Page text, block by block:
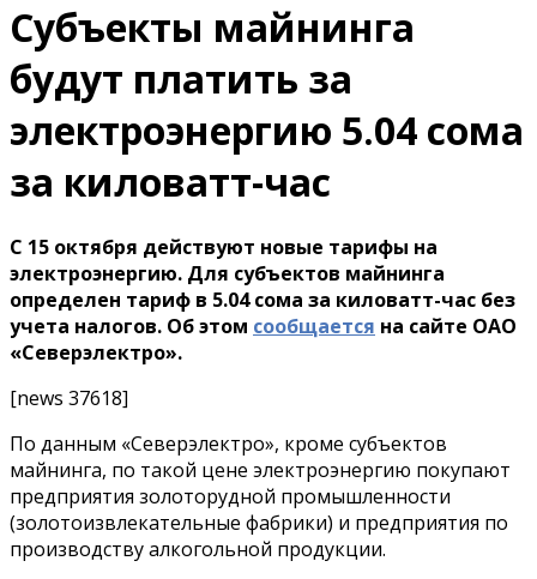
Субъекты майнинга
будут платить за
электроэнергию 5.04 сома
за киловатт-час
С 15 октября действуют новые тарифы на
электроэнергию. Для субъектов майнинга
определен тариф в 5.04 сома за киловатт-час без
учета налогов. Об этом сообщается на сайте ОАО
«Северэлектро».
[news 37618]
По данным «Северэлектро», кроме субъектов
майнинга, по такой цене электроэнергию покупают
предприятия золоторудной промышленности
(золотоизвлекательные фабрики) и предприятия по
производству алкогольной продукции.